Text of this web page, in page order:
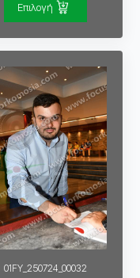
Επιλογή
01FY_250724_00032